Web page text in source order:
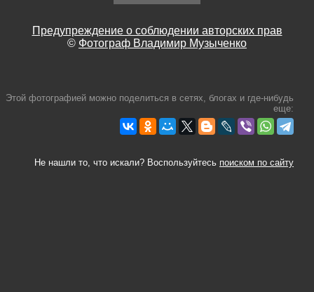
Предупреждение о соблюдении авторских прав
© Фотограф Владимир Музыченко
Этой фотографией можно поделиться в сетях, блогах и где-нибудь
еще:
Не нашли то, что искали? Воспользуйтесь поиском по сайту